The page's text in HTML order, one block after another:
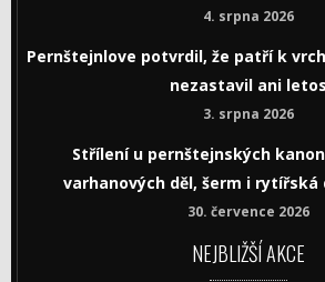
4. srpna 2026
Pernštejnlove potvrdil, že patří k
nezastavil ani letos
3. srpna 2026
Střílení u pernštejnských
varhanových děl, šerm i
30. července 2026
NEJBLIŽŠÍ AKCE